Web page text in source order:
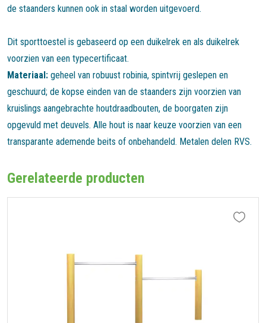
de staanders kunnen ook in staal worden uitgevoerd.
Dit sporttoestel is gebaseerd op een duikelrek en als duikelrek
voorzien van een typecertificaat.
Materiaal: geheel van robuust robinia, spintvrij geslepen en
geschuurd; de kopse einden van de staanders zijn voorzien van
kruislings aangebrachte houtdraadbouten, de boorgaten zijn
opgevuld met deuvels. Alle hout is naar keuze voorzien van een
transparante ademende beits of onbehandeld. Metalen delen RVS.
Gerelateerde producten